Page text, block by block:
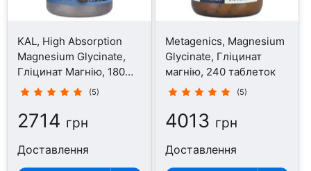
KAL, High Absorption
Magnesium Glycinate,
Гліцинат Магнію, 180
капсул
(5)
2714 грн
Доставлення
Metagenics, Magnesium
Glycinate, Гліцинат
магнію, 240 таблеток
(5)
4013 грн
Доставлення